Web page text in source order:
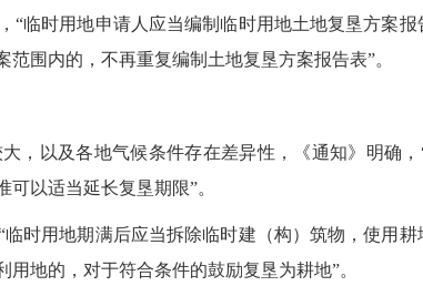
时用地申请人应当编制临时用地土地复垦方案报
围内的，不再重复编制土地复垦方案报告表”。
以及各地气候条件存在差异性，《通知》明确，
以适当延长复垦期限”。
用地期满后应当拆除临时建（构）筑物，使用耕
地的，对于符合条件的鼓励复垦为耕地”。